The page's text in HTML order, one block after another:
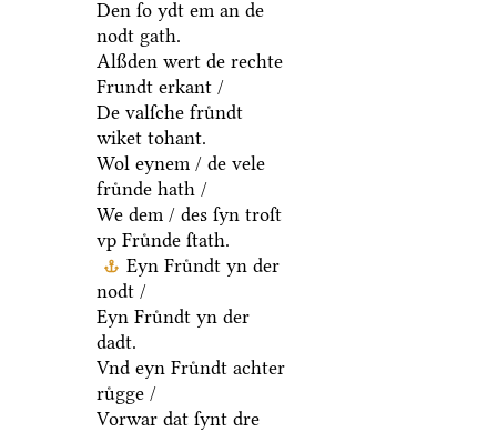
Den ſo ydt em an de
nodt gath.
Alßden wert de rechte
Frundt erkant /
De valſche fruͤndt
wiket tohant.
Wol eynem / de vele
fruͤnde hath /
We dem / des ſyn troſt
vp Fruͤnde ſtath.
Eyn Fruͤndt yn der
nodt /
Eyn Fruͤndt yn der
dadt.
Vnd eyn Fruͤndt achter
ruͤgge /
Vorwar dat ſynt dre